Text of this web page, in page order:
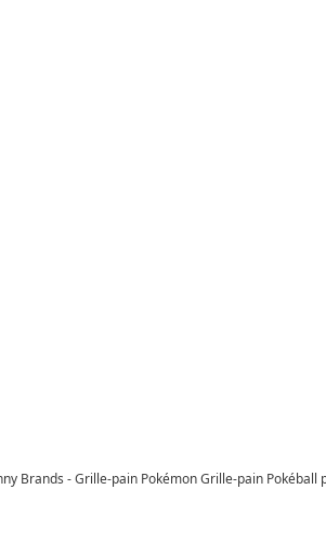
Brands - Grille-pain Pokémon Grille-pain